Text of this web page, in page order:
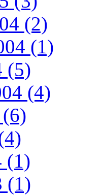
(2)
(1)
(5)
(4)
(1)
(1)